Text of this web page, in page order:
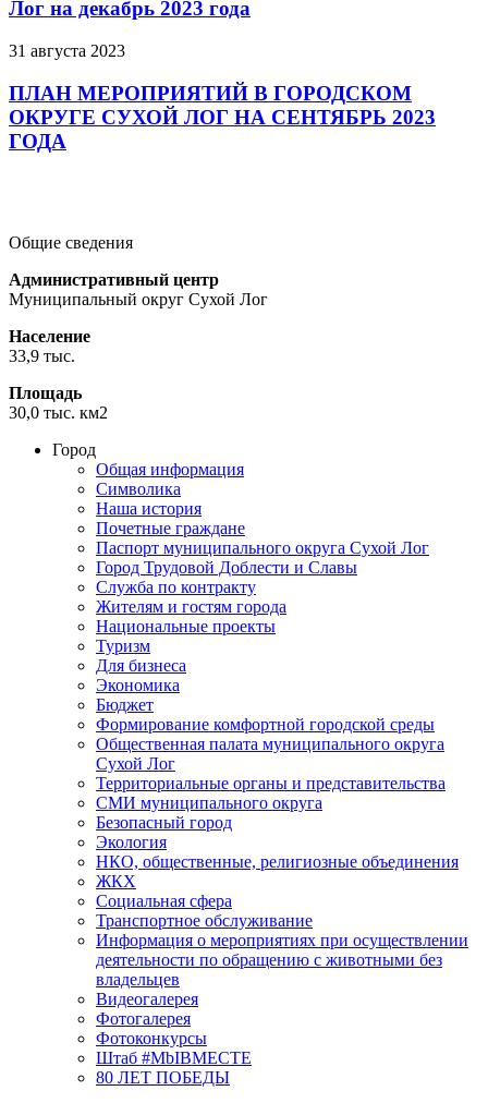
Лог на декабрь 2023 года
31 августа 2023
ПЛАН МЕРОПРИЯТИЙ В ГОРОДСКОМ
ОКРУГЕ СУХОЙ ЛОГ НА СЕНТЯБРЬ 2023
ГОДА
Общие сведения
Административный центр
Муниципальный округ Сухой Лог
Население
33,9 тыс.
Площадь
30,0 тыс. км2
Город
Общая информация
Символика
Наша история
Почетные граждане
Паспорт муниципального округа Сухой Лог
Город Трудовой Доблести и Славы
Служба по контракту
Жителям и гостям города
Национальные проекты
Туризм
Для бизнеса
Экономика
Бюджет
Формирование комфортной городской среды
Общественная палата муниципального округа
Сухой Лог
Территориальные органы и представительства
СМИ муниципального округа
Безопасный город
Экология
НКО, общественные, религиозные объединения
ЖКХ
Социальная сфера
Транспортное обслуживание
Информация о мероприятиях при осуществлении
деятельности по обращению с животными без
владельцев
Видеогалерея
Фотогалерея
Фотоконкурсы
Штаб #MbIBMECTE
80 ЛЕТ ПОБЕДЫ